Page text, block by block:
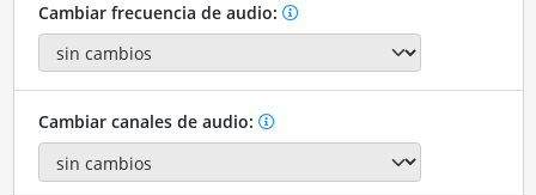
Cambiar frecuencia de audio:
Cambiar canales de audio: